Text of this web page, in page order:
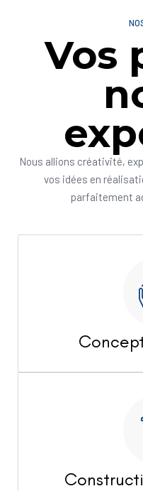
Vos
Nous allions créativité,
vos idées en
parfaitement